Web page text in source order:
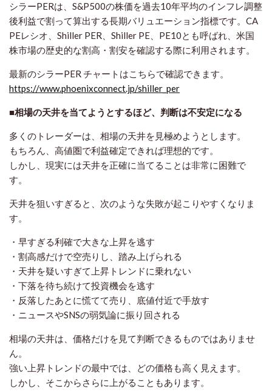
シラーPERは、S&P500の株価を過去10年平均のインフレ調整
後利益で割って算出する長期バリュエーション指標です。CA
PEレシオ、Shiller PER、Shiller PE、PE10とも呼ばれ、米国
株市場の歴史的な割高・割安を確認する際に利用されます。
最新のシラーPER チャートはこちらで確認できます。
https://www.phoenixconnect.jp/shiller_per
■相場の天井を当てようとするほど、判断は不安定になる
多くのトレーダーは、相場の天井を見極めようとします。
もちろん、高値圏で利益確定できれば理想的です。
しかし、現実には天井を正確に当てることは非常に困難で
す。
天井を狙いすぎると、次のような失敗が起こりやすくなりま
す。
・早すぎる利確で大きな上昇を逃す
・割高感だけで空売りし、踏み上げられる
・天井を疑いすぎて上昇トレンドに乗れない
・下落を待ち続けて投資機会を逃す
・反落したあとに慌てて売り、底値付近で手放す
・ニュースやSNSの弱気論に振り回される
相場の天井は、価格だけを見て判断できるものではありませ
ん。
強い上昇トレンドの最中では、どの価格も高く見えます。
しかし、そこからさらに上がることもあります。